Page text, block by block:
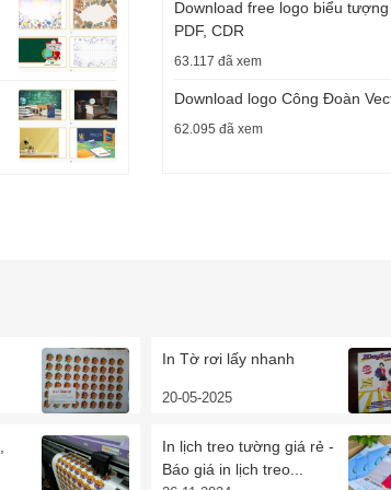
Download free logo biểu
PDF, CDR
63.117 đã xem
Download logo Công Đoàn
62.095 đã xem
In Tờ rơi lấy nhanh
20-05-2025
In lịch treo tường giá rẻ -
Báo giá in lịch treo...